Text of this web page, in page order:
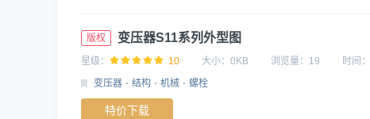
版权 变压器S11系列外型图
星级： 10 大小： 0KB 浏览量： 19 时间：
变压器
结构 机械 螺栓
特价下载